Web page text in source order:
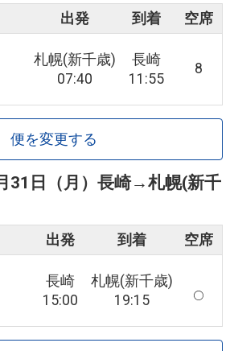
出発 到着 空席
札幌(新千歳)
07:40
長崎
11:55
8
便を変更する
日（月） 長崎→札幌(新千
出発 到着 空席
長崎
15:00
札幌(新千歳)
19:15